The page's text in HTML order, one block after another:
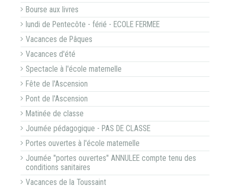
Bourse aux livres
lundi de Pentecôte - férié - ECOLE FERMEE
Vacances de Pâques
Vacances d'été
Spectacle à l'école maternelle
Fête de l'Ascension
Pont de l'Ascension
Matinée de classe
Journée pédagogique - PAS DE CLASSE
Portes ouvertes à l'école maternelle
Journée "portes ouvertes" ANNULEE compte tenu des
conditions sanitaires
Vacances de la Toussaint